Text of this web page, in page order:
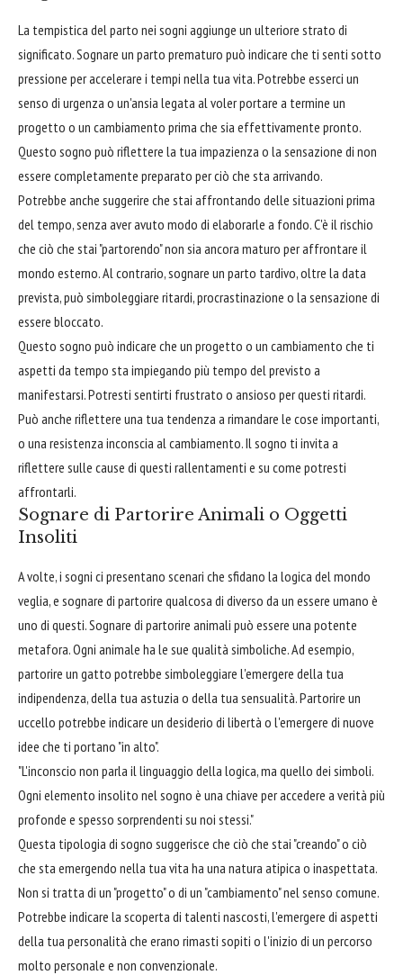
La tempistica del parto nei sogni aggiunge un ulteriore strato di
significato. Sognare un parto prematuro può indicare che ti senti sotto
pressione per accelerare i tempi nella tua vita. Potrebbe esserci un
senso di urgenza o un'ansia legata al voler portare a termine un
progetto o un cambiamento prima che sia effettivamente pronto.
Questo sogno può riflettere la tua impazienza o la sensazione di non
essere completamente preparato per ciò che sta arrivando.
Potrebbe anche suggerire che stai affrontando delle situazioni prima
del tempo, senza aver avuto modo di elaborarle a fondo. C'è il rischio
che ciò che stai "partorendo" non sia ancora maturo per affrontare il
mondo esterno. Al contrario, sognare un parto tardivo, oltre la data
prevista, può simboleggiare ritardi, procrastinazione o la sensazione di
essere bloccato.
Questo sogno può indicare che un progetto o un cambiamento che ti
aspetti da tempo sta impiegando più tempo del previsto a
manifestarsi. Potresti sentirti frustrato o ansioso per questi ritardi.
Può anche riflettere una tua tendenza a rimandare le cose importanti,
o una resistenza inconscia al cambiamento. Il sogno ti invita a
riflettere sulle cause di questi rallentamenti e su come potresti
affrontarli.
Sognare di Partorire Animali o Oggetti
Insoliti
A volte, i sogni ci presentano scenari che sfidano la logica del mondo
veglia, e sognare di partorire qualcosa di diverso da un essere umano è
uno di questi. Sognare di partorire animali può essere una potente
metafora. Ogni animale ha le sue qualità simboliche. Ad esempio,
partorire un gatto potrebbe simboleggiare l'emergere della tua
indipendenza, della tua astuzia o della tua sensualità. Partorire un
uccello potrebbe indicare un desiderio di libertà o l'emergere di nuove
idee che ti portano "in alto".
"L'inconscio non parla il linguaggio della logica, ma quello dei simboli.
Ogni elemento insolito nel sogno è una chiave per accedere a verità più
profonde e spesso sorprendenti su noi stessi."
Questa tipologia di sogno suggerisce che ciò che stai "creando" o ciò
che sta emergendo nella tua vita ha una natura atipica o inaspettata.
Non si tratta di un "progetto" o di un "cambiamento" nel senso comune.
Potrebbe indicare la scoperta di talenti nascosti, l'emergere di aspetti
della tua personalità che erano rimasti sopiti o l'inizio di un percorso
molto personale e non convenzionale.